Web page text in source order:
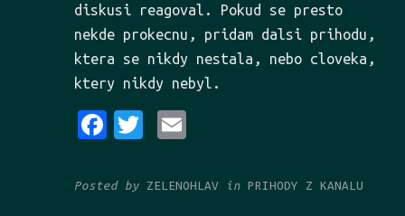
diskusi reagoval. Pokud se presto
nekde prokecnu, pridam dalsi prihodu,
ktera se nikdy nestala, nebo cloveka,
ktery nikdy nebyl.
Fa
bo
Tw
te l
Posted by ZELENOHLAV in PRIHODY Z KANALU